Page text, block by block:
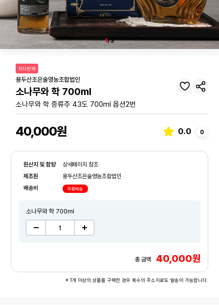
1/3
최다판매
용두산조은술영농조합법인
소나무와 학 700ml
소나무와 학 증류주 43도 700ml 옵션2번
40,000원 0.0 0
원산지 및 함량
상세페이지 참조
제조원
용두산조은술영농조합법인
배송비
무료배송
소나무와 학 700ml
총 금액 40,000원
※ 1개 이상의 상품을 구매한 경우 복수의 주소지로도 발송이 가능합니다.